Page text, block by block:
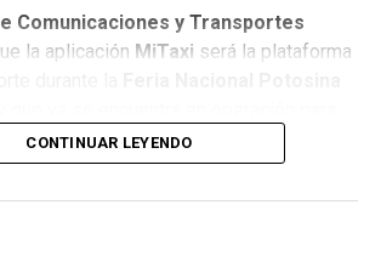
Comunicaciones y Transportes
la aplicación MiTaxi será la plataforma
Android.
actualmente se desarrolla una etapa
CONTINUAR LEYENDO